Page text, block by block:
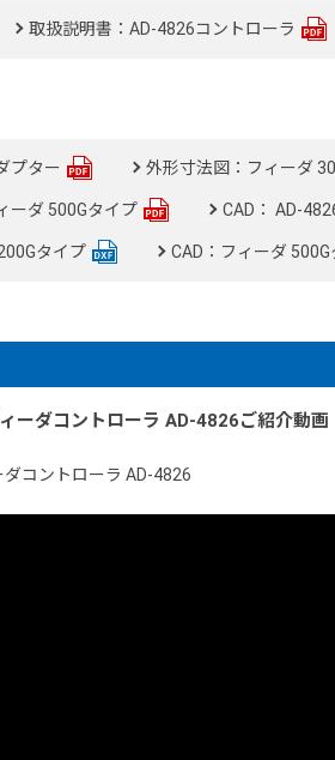
取扱説明書：AD-4826コントローラ
プター 外形寸法図：フィーダ
ーダ 500Gタイプ CAD： AD-
タイプ CAD：フィーダ
ーダコントローラ AD-4826ご紹介動画
コントローラ AD-4826